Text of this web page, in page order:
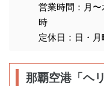
営業時間：月
時
定休日：日・月
那覇空港「ヘ